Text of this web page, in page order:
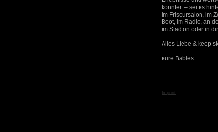
konnten – sei es
im Friseursalon, im
Boot, im Radio, an
im Stadion oder in
Alles Liebe & keep
eure Babies
Imprint